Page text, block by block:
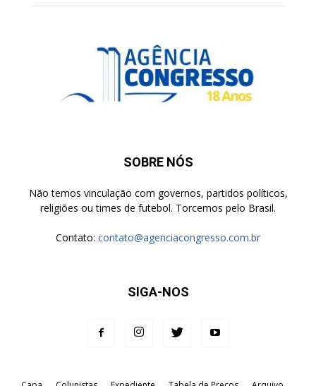
SOBRE NÓS
Não temos vinculação com governos, partidos políticos,
religiões ou times de futebol. Torcemos pelo Brasil.
Contato: contato@agenciacongresso.com.br
SIGA-NOS